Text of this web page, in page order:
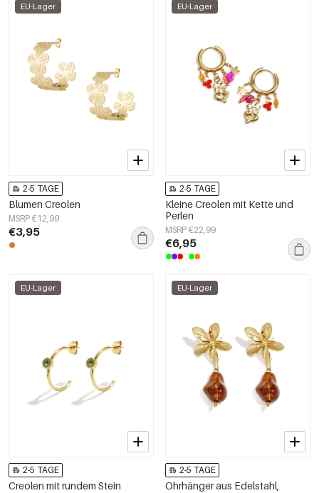
EU-Lager
2-5 TAGE
Blumen Creolen
MSRP €12,99
€3,95
EU-Lager
2-5 TAGE
Kleine Creolen mit Kette und
Perlen
MSRP €22,99
€6,95
EU-Lager
2-5 TAGE
Creolen mit rundem Stein
EU-Lager
2-5 TAGE
Ohrhänger aus Edelstahl,